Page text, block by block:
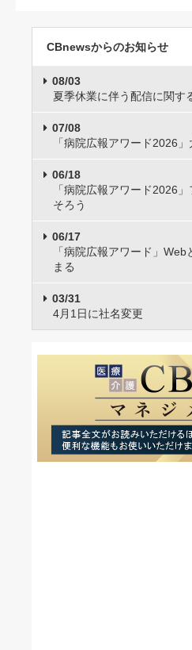
CBnewsからのお知らせ
08/03
夏季休業に伴う配信に関す
07/08
「病院広報アワード2026
06/18
「病院広報アワード2026
そろう
06/17
「病院広報アワード」
まる
03/31
4月1日に社名変更